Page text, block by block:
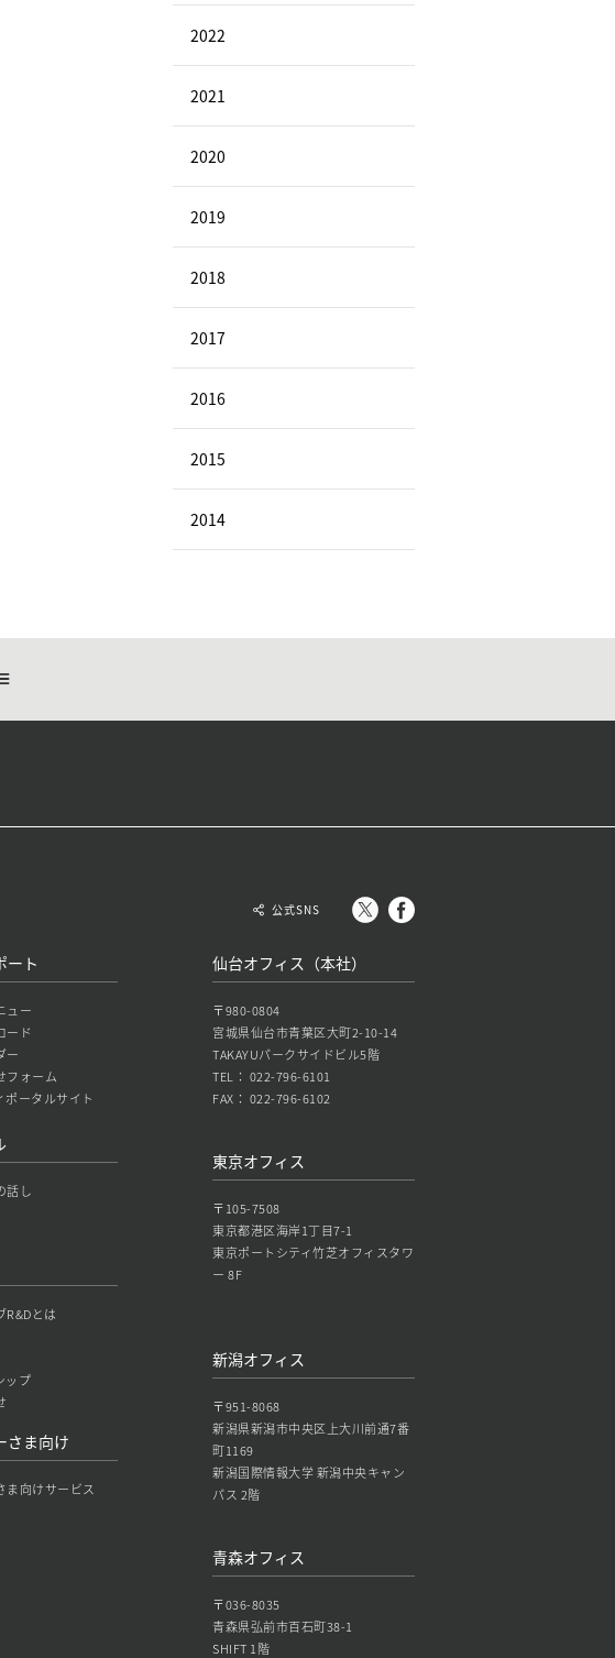
2022
2021
2020
2019
2018
2017
2016
2015
2014
公式SNS
ート
ュー
ード
ー
フォーム
ポータルサイト
話し
R&Dとは
ップ
さま向け
ま向けサービス
仙台オフィス（本社）
〒980-0804
宮城県仙台市青葉区大町2-10-14
TAKAYUパークサイドビル5階
TEL： 022-796-6101
FAX： 022-796-6102
東京オフィス
〒105-7508
東京都港区海岸1丁目7-1
東京ポートシティ竹芝オフィスタワ
ー 8F
新潟オフィス
〒951-8068
新潟県新潟市中央区上大川前通7番
町1169
新潟国際情報大学 新潟中央キャン
パス 2階
青森オフィス
〒036-8035
青森県弘前市百石町38-1
SHIFT 1階